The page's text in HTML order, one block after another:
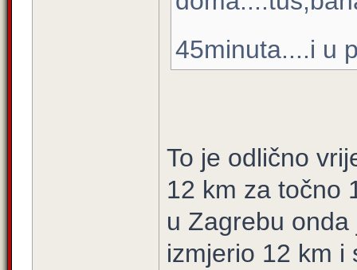
45minuta....i u
To je odlično
12 km za točno
u Zagrebu
izmjerio 12 km i